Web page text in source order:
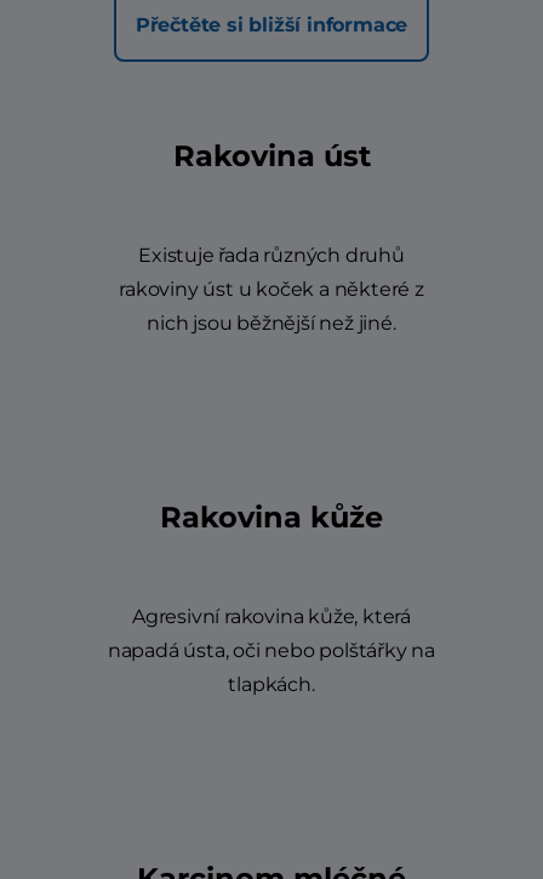
Přečtěte si bližší informace
Rakovina úst
Existuje řada různých druhů
rakoviny úst u koček a některé z
nich jsou běžnější než jiné.
Rakovina kůže
Agresivní rakovina kůže, která
napadá ústa, oči nebo polštářky na
tlapkách.